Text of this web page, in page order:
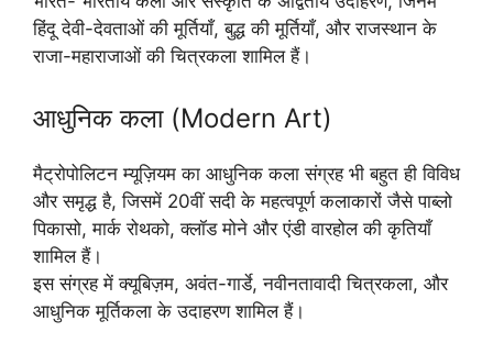
हिंदू देवी-देवताओं की मूर्तियाँ, बुद्ध की मूर्तियाँ, और राजस्थान के
राजा-महाराजाओं की चित्रकला शामिल हैं।
आधुनिक कला (Modern Art)
मैट्रोपोलिटन म्यूज़ियम का आधुनिक कला संग्रह भी बहुत ही विविध
और समृद्ध है, जिसमें 20वीं सदी के महत्वपूर्ण कलाकारों जैसे पाब्लो
पिकासो, मार्क रोथको, क्लॉड मोने और एंडी वारहोल की कृतियाँ
शामिल हैं।
इस संग्रह में क्यूबिज़म, अवंत-गार्डे, नवीनतावादी चित्रकला, और
आधुनिक मूर्तिकला के उदाहरण शामिल हैं।